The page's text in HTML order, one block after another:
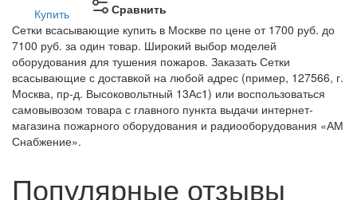
Сравнить
Купить
Сетки всасывающие купить в Москве по цене от 1700 руб. до
7100 руб. за один товар. Широкий выбор моделей
оборудования для тушения пожаров. Заказать Сетки
всасывающие с доставкой на любой адрес (пример, 127566, г.
Москва, пр-д. Высоковольтный 13Ас1) или воспользоваться
самовывозом товара с главного пункта выдачи интернет-
магазина пожарного оборудования и радиооборудования «АМ
Снабжение».
Популярные отзывы